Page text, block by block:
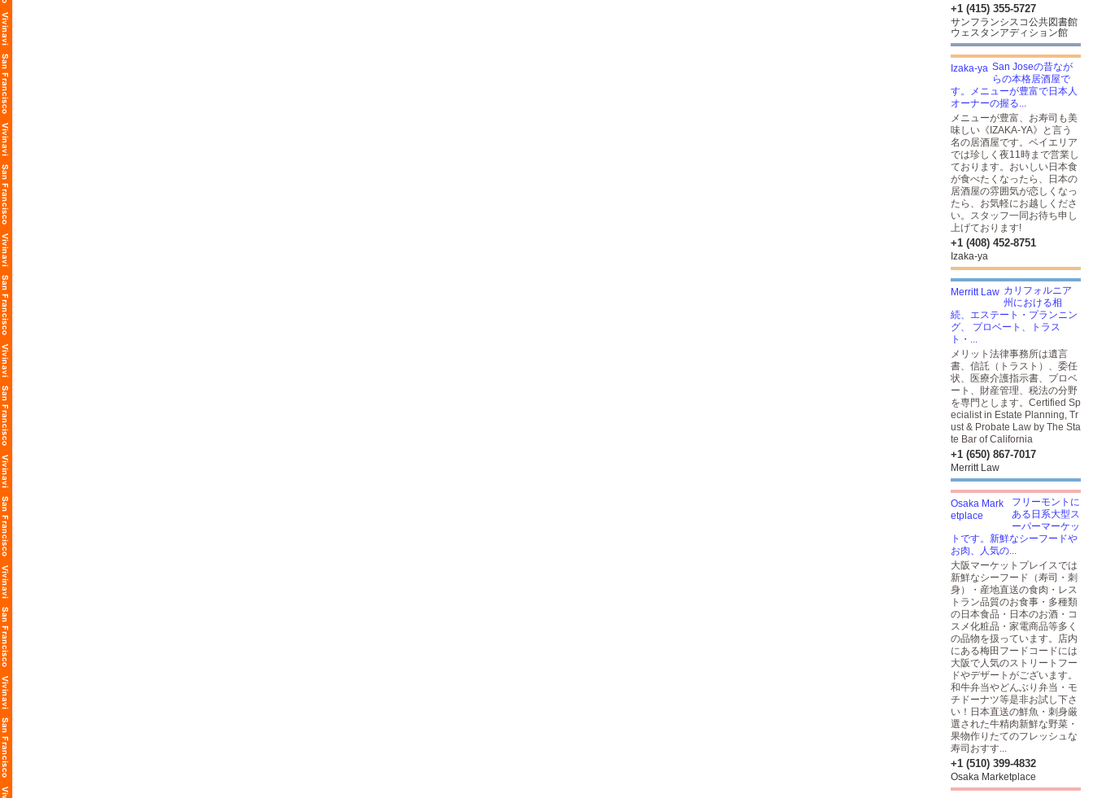
+1 (415) 355-5727
サンフランシスコ公共図書館
ウェスタンアディション館
San Joseの昔なが
らの本格居酒屋で
す。メニューが豊富で日本人
オーナーの握る...
メニューが豊富、お寿司も美
味しい《IZAKA-YA》と言う
名の居酒屋です。ベイエリア
では珍しく夜11時まで営業し
ております。おいしい日本食
が食べたくなったら、日本の
居酒屋の雰囲気が恋しくなっ
たら、お気軽にお越しくださ
い。スタッフ一同お待ち申し
上げております!
+1 (408) 452-8751
Izaka-ya
カリフォルニア
州における相
続、エステート・プランニン
グ、 プロベート、トラス
ト・...
メリット法律事務所は遺言
書、信託（トラスト）、委任
状、医療介護指示書、プロベ
ート、財産管理、税法の分野
を専門とします。Certified Sp
ecialist in Estate Planning, Tr
ust & Probate Law by The Sta
te Bar of California
+1 (650) 867-7017
Merritt Law
フリーモントに
ある日系大型ス
ーパーマーケッ
トです。新鮮なシーフードや
お肉、人気の...
大阪マーケットプレイスでは
新鮮なシーフード（寿司・刺
身）・産地直送の食肉・レス
トラン品質のお食事・多種類
の日本食品・日本のお酒・コ
スメ化粧品・家電商品等多く
の品物を扱っています。店内
にある梅田フードコードには
大阪で人気のストリートフー
ドやデザートがございます。
和牛弁当やどんぶり弁当・モ
チドーナツ等是非お試し下さ
い！日本直送の鮮魚・刺身厳
選された牛精肉新鮮な野菜・
果物作りたてのフレッシュな
寿司おすす...
+1 (510) 399-4832
Osaka Marketplace